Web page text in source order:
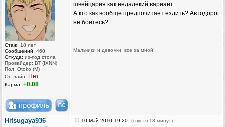
Стаж: 18 лет
Сообщений: 460
Откуда: из-под стола
Провайдер: ВТ (IXNN)
Пол: Otoko (M)
Он-лайн: Нет
Карма: +0.08
швейцария как недалекий вариант.
А кто как вообще предпочитает ездить? Автодорог
не боитесь?
Мальчики и девочки, все за мной!
Hitsugaya936 10-Май-2010 19:20 (спустя 18 минут)